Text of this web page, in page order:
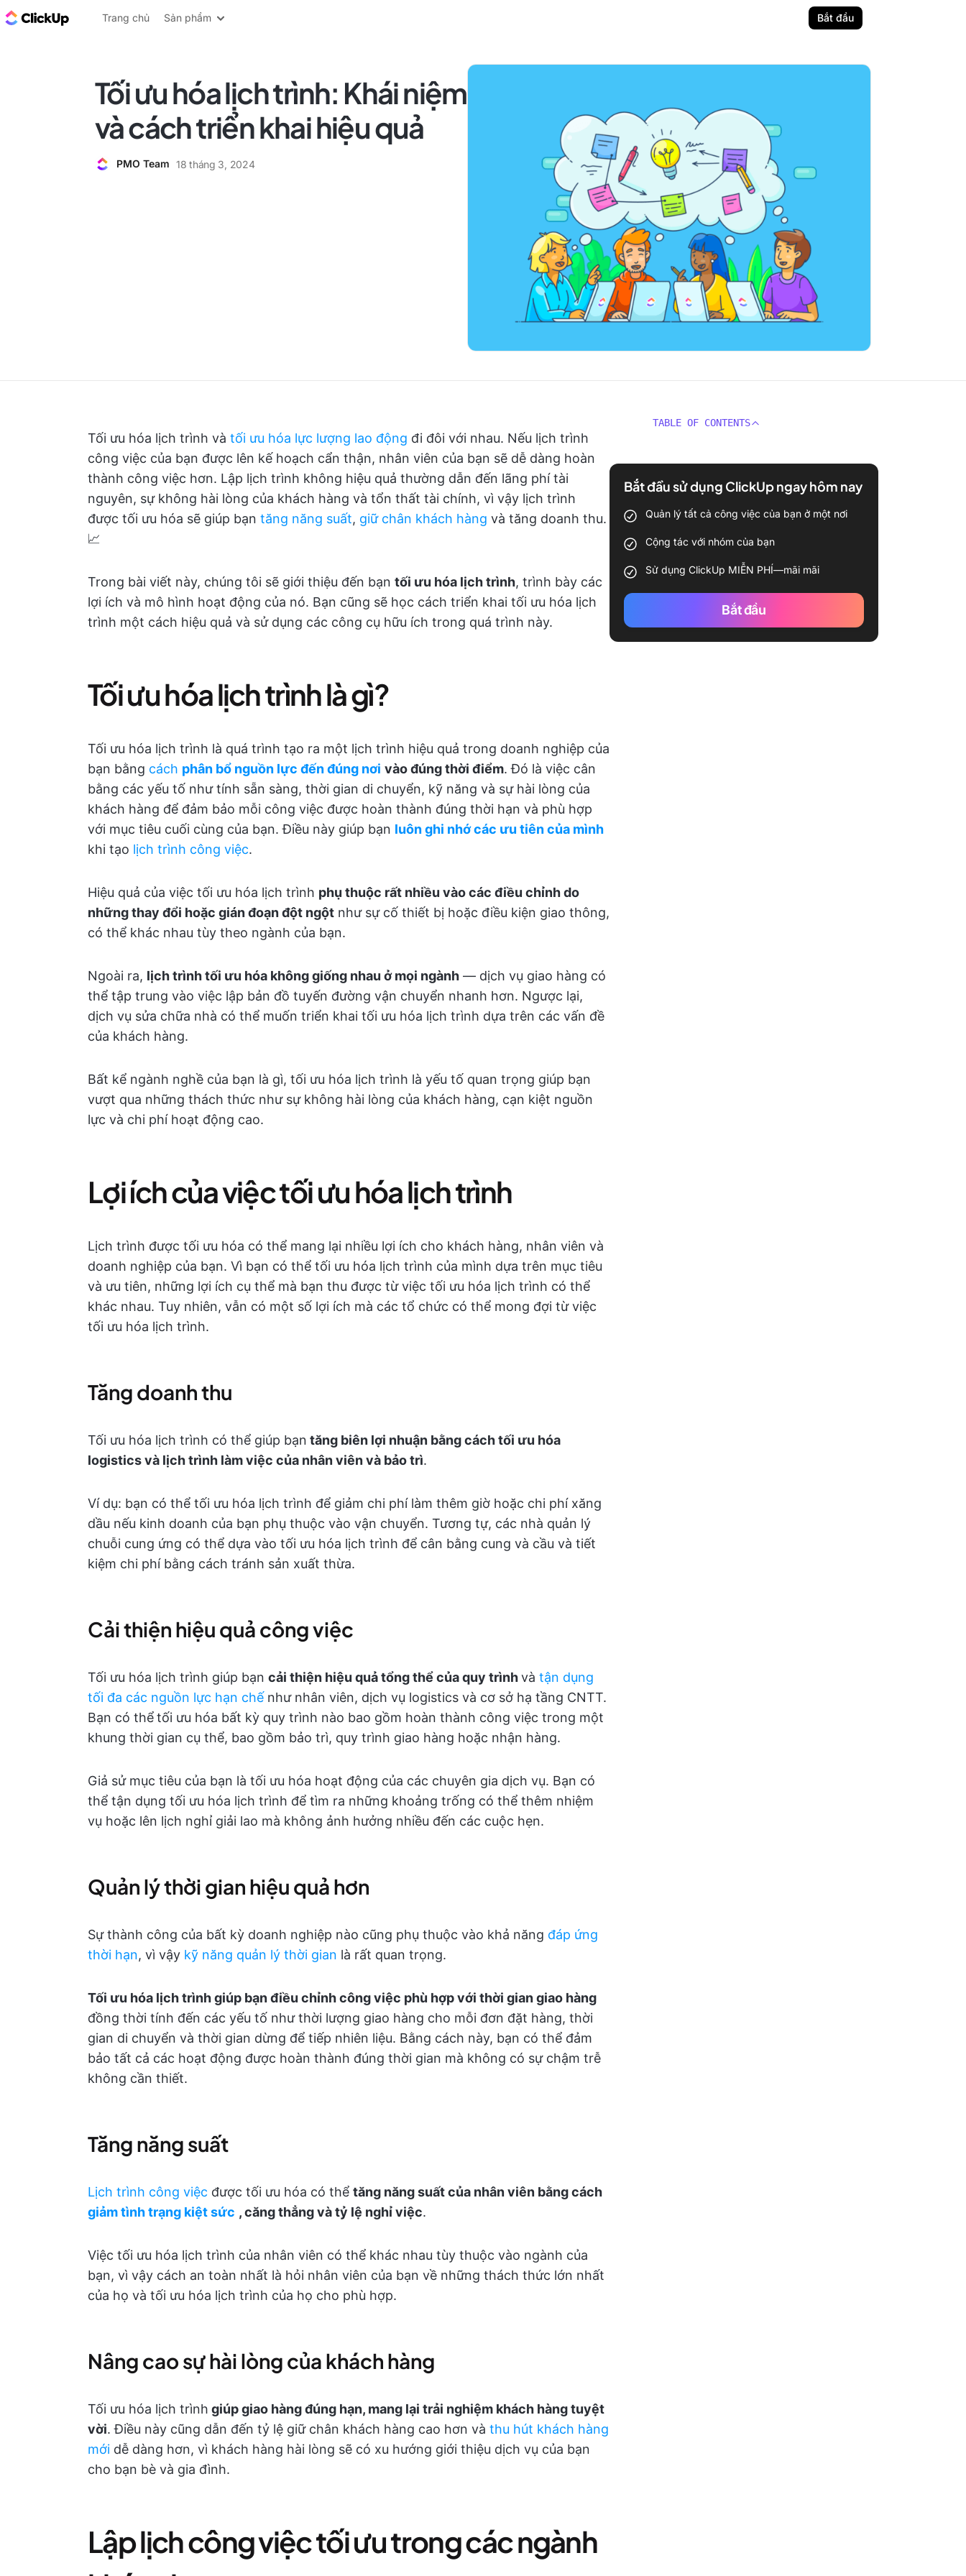
ClickUp Blog
Trang chủ Sản phẩm Bắt đầu
Tối ưu hóa lịch trình: Khái niệm
và cách triển khai hiệu quả
PMO Team 18 tháng 3, 2024
Tối ưu hóa lịch trình và tối ưu hóa lực lượng lao động đi đôi với nhau. Nếu lịch trình
công việc của bạn được lên kế hoạch cẩn thận, nhân viên của bạn sẽ dễ dàng hoàn
thành công việc hơn. Lập lịch trình không hiệu quả thường dẫn đến lãng phí tài
nguyên, sự không hài lòng của khách hàng và tổn thất tài chính, vì vậy lịch trình
được tối ưu hóa sẽ giúp bạn tăng năng suất, giữ chân khách hàng và tăng doanh thu.
📈
Trong bài viết này, chúng tôi sẽ giới thiệu đến bạn tối ưu hóa lịch trình, trình bày các
lợi ích và mô hình hoạt động của nó. Bạn cũng sẽ học cách triển khai tối ưu hóa lịch
trình một cách hiệu quả và sử dụng các công cụ hữu ích trong quá trình này.
Tối ưu hóa lịch trình là gì?
Tối ưu hóa lịch trình là quá trình tạo ra một lịch trình hiệu quả trong doanh nghiệp của
bạn bằng cách phân bổ nguồn lực đến đúng nơi vào đúng thời điểm. Đó là việc cân
bằng các yếu tố như tính sẵn sàng, thời gian di chuyển, kỹ năng và sự hài lòng của
khách hàng để đảm bảo mỗi công việc được hoàn thành đúng thời hạn và phù hợp
với mục tiêu cuối cùng của bạn. Điều này giúp bạn luôn ghi nhớ các ưu tiên của mình
khi tạo lịch trình công việc.
Hiệu quả của việc tối ưu hóa lịch trình phụ thuộc rất nhiều vào các điều chỉnh do
những thay đổi hoặc gián đoạn đột ngột như sự cố thiết bị hoặc điều kiện giao thông,
có thể khác nhau tùy theo ngành của bạn.
Ngoài ra, lịch trình tối ưu hóa không giống nhau ở mọi ngành — dịch vụ giao hàng có
thể tập trung vào việc lập bản đồ tuyến đường vận chuyển nhanh hơn. Ngược lại,
dịch vụ sửa chữa nhà có thể muốn triển khai tối ưu hóa lịch trình dựa trên các vấn đề
của khách hàng.
Bất kể ngành nghề của bạn là gì, tối ưu hóa lịch trình là yếu tố quan trọng giúp bạn
vượt qua những thách thức như sự không hài lòng của khách hàng, cạn kiệt nguồn
lực và chi phí hoạt động cao.
Lợi ích của việc tối ưu hóa lịch trình
Lịch trình được tối ưu hóa có thể mang lại nhiều lợi ích cho khách hàng, nhân viên và
doanh nghiệp của bạn. Vì bạn có thể tối ưu hóa lịch trình của mình dựa trên mục tiêu
và ưu tiên, những lợi ích cụ thể mà bạn thu được từ việc tối ưu hóa lịch trình có thể
khác nhau. Tuy nhiên, vẫn có một số lợi ích mà các tổ chức có thể mong đợi từ việc
tối ưu hóa lịch trình.
Tăng doanh thu
Tối ưu hóa lịch trình có thể giúp bạn tăng biên lợi nhuận bằng cách tối ưu hóa
logistics và lịch trình làm việc của nhân viên và bảo trì.
Ví dụ: bạn có thể tối ưu hóa lịch trình để giảm chi phí làm thêm giờ hoặc chi phí xăng
dầu nếu kinh doanh của bạn phụ thuộc vào vận chuyển. Tương tự, các nhà quản lý
chuỗi cung ứng có thể dựa vào tối ưu hóa lịch trình để cân bằng cung và cầu và tiết
kiệm chi phí bằng cách tránh sản xuất thừa.
Cải thiện hiệu quả công việc
Tối ưu hóa lịch trình giúp bạn cải thiện hiệu quả tổng thể của quy trìnhvà tận dụng
tối đa các nguồn lực hạn chế như nhân viên, dịch vụ logistics và cơ sở hạ tầng CNTT.
Bạn có thểtối ưu hóa bất kỳ quy trình nào bao gồm hoàn thành công việc trong một
khung thời gian cụ thể, bao gồm bảo trì, quy trình giao hàng hoặc nhận hàng.
Giả sử mục tiêu của bạn là tối ưu hóa hoạt động của các chuyên gia dịch vụ. Bạn có
thể tận dụng tối ưu hóa lịch trình để tìm ra những khoảng trống có thể thêm nhiệm
vụ hoặc lên lịch nghỉ giải lao mà không ảnh hưởng nhiều đến các cuộc hẹn.
Quản lý thời gian hiệu quả hơn
Sự thành công của bất kỳ doanh nghiệp nào cũng phụ thuộc vào khả năng đáp ứng
thời hạn, vì vậy kỹ năng quản lý thời gian là rất quan trọng.
Tối ưu hóa lịch trình giúp bạn điều chỉnh công việc phù hợp với thời gian giao hàng
đồng thời tính đến các yếu tố như thời lượng giao hàng cho mỗi đơn đặt hàng, thời
gian di chuyển và thời gian dừng để tiếp nhiên liệu. Bằng cách này, bạn có thể đảm
bảo tất cả các hoạt động được hoàn thành đúng thời gian mà không có sự chậm trễ
không cần thiết.
Tăng năng suất
Lịch trình công việc được tối ưu hóa có thể tăng năng suất của nhân viên bằng cách
giảm tình trạng kiệt sức , căng thẳng và tỷ lệ nghỉ việc.
Việc tối ưu hóa lịch trình của nhân viên có thể khác nhau tùy thuộc vào ngành của
bạn, vì vậy cách an toàn nhất là hỏi nhân viên của bạn về những thách thức lớn nhất
của họ và tối ưu hóa lịch trình của họ cho phù hợp.
Nâng cao sự hài lòng của khách hàng
Tối ưu hóa lịch trình giúp giao hàng đúng hạn, mang lại trải nghiệm khách hàng tuyệt
vời. Điều này cũng dẫn đến tỷ lệ giữ chân khách hàng cao hơn và thu hút khách hàng
mới dễ dàng hơn, vì khách hàng hài lòng sẽ có xu hướng giới thiệu dịch vụ của bạn
cho bạn bè và gia đình.
Lập lịch công việc tối ưu trong các ngành
TABLE OF CONTENTS
Bắt đầu sử dụng ClickUp ngay hôm nay
Quản lý tất cả công việc của bạn ở một nơi
Cộng tác với nhóm của bạn
Sử dụng ClickUp MIỄN PHÍ—mãi mãi
Bắt đầu